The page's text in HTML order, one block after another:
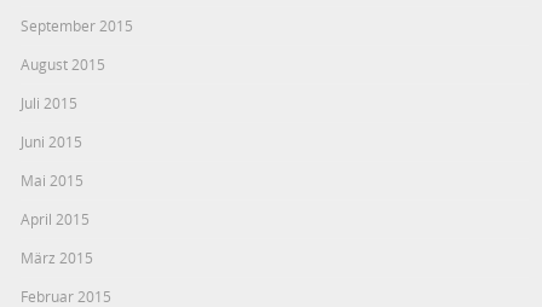
September 2015
August 2015
Juli 2015
Juni 2015
Mai 2015
April 2015
März 2015
Februar 2015